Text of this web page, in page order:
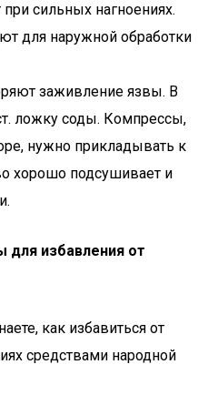
сильных нагноениях.
для наружной обработки
заживление язвы. В
ложку соды. Компрессы,
нужно прикладывать к
хорошо подсушивает и
избавления от
как избавиться от
средствами народной